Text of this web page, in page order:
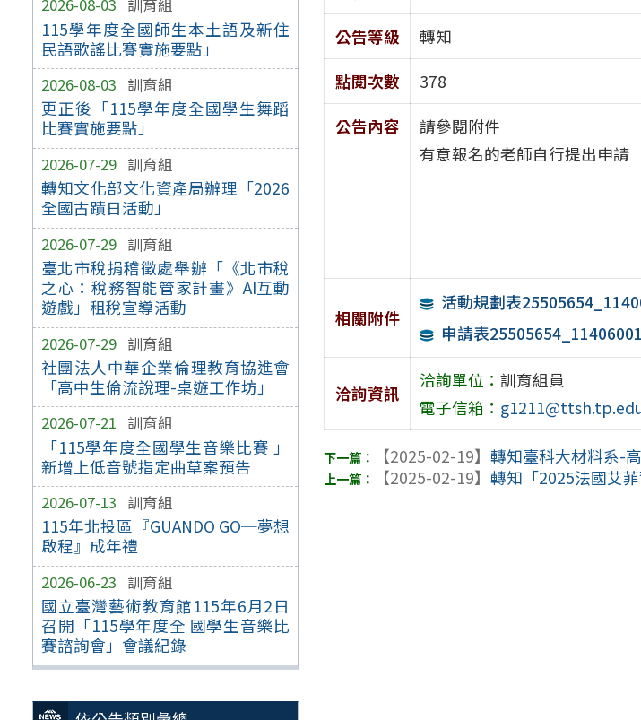
2026-08-03 訓育組
115學年度全國師生本土語及新住
民語歌謠比賽實施要點」
2026-08-03 訓育組
更正後「115學年度全國學生舞蹈
比賽實施要點」
2026-07-29 訓育組
轉知文化部文化資產局辦理「2026
全國古蹟日活動」
2026-07-29 訓育組
臺北市稅捐稽徵處舉辦「《北市稅
之心：稅務智能管家計畫》AI互動
遊戲」租稅宣導活動
2026-07-29 訓育組
社團法人中華企業倫理教育協進會
「高中生倫流說理-桌遊工作坊」
2026-07-21 訓育組
「115學年度全國學生音樂比賽 」
新增上低音號指定曲草案預告
2026-07-13 訓育組
115年北投區『GUANDO GO─夢想
啟程』成年禮
2026-06-23 訓育組
國立臺灣藝術教育館115年6月2日
召開「115學年度全 國學生音樂比
賽諮詢會」會議紀錄
公告等級
轉知
點閱次數
378
公告內容
請參閱附件
有意報名的老師自行提出申請
相關附件
活動規劃表
申請表
洽詢資訊
洽詢單位： 訓育組員
電子信箱：
【2025-02-19】轉知臺科大材料系-
【2025-02-19】轉知「2025法國艾